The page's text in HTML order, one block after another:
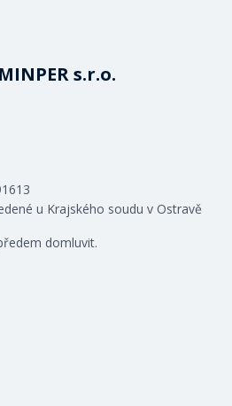
s.r.o.
u Krajského soudu v Ostravě
domluvit.